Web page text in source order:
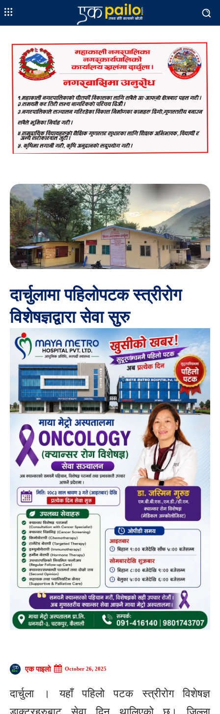
दार्चुलामा पहिलोपटक स्त्रीरोग
विशेषज्ञद्वारा सेवा सुरु
एक पाइलो October 26, 2025
दार्चुला । यहाँ पहिलो पटक स्त्रीरोग विशेषज्ञ